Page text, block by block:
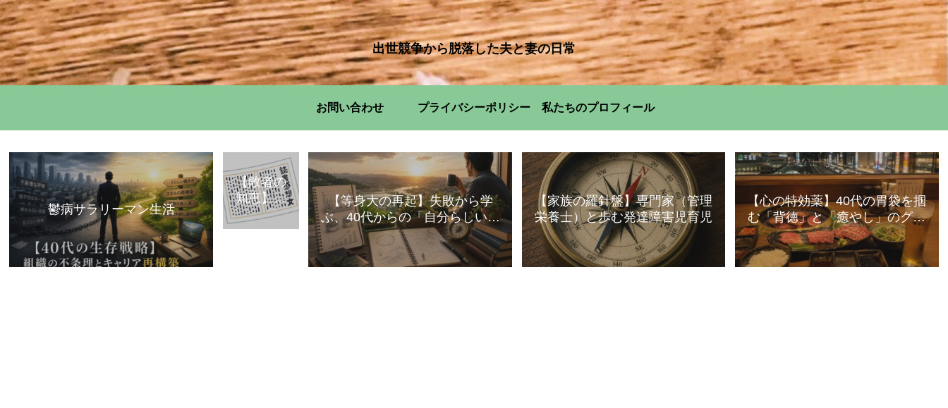
出世競争から脱落した夫と妻の日常
お問い合わせ プライバシーポリシー 私たちのプロフィール
鬱病サラリーマン生活
【敗者の
知恵】古
典・歴史
から学ぶ
【等身大の再起】失敗から学
ぶ、40代からの「自分らしい」
暮らし方
【家族の羅針盤】専門家（管理
栄養士）と歩む発達障害児育児
【心の特効薬】40代の胃袋を掴
む「背徳」と「癒やし」のグル
メ